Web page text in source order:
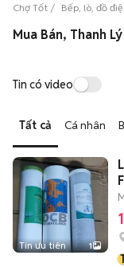
Chợ Tốt Bếp, lò, đồ
Tin có video
Tất cả Cá nhân
Tin ưu tiên 1